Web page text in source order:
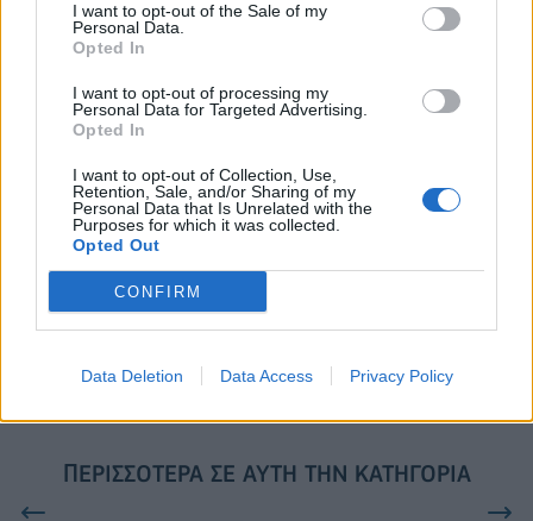
I want to opt-out of the Sale of my
Personal Data.
Opted In
I want to opt-out of processing my
Personal Data for Targeted Advertising.
Opted In
I want to opt-out of Collection, Use,
Retention, Sale, and/or Sharing of my
Personal Data that Is Unrelated with the
Purposes for which it was collected.
Opted Out
CONFIRM
Data Deletion Data Access Privacy Policy
Το FIAT 500 Hybrid τώρα από
18.990 ευρώ
συνεργασίας τους μέχρι το
2028
18η συνεχόμενη χρονιά για τον ΟΤΕ στη διεθνή σειρά δεικτών
FTSE4Good
Alpha Bank: Για πρώτη φορά το Αρχαίο Θέατρο Επιδαύρου άνοιξε τις
πύλες του σε όλους
ΠΕΡΙΣΣΌΤΕΡΑ ΣΕ ΑΥΤΉ ΤΗΝ ΚΑΤΗΓΟΡΊΑ